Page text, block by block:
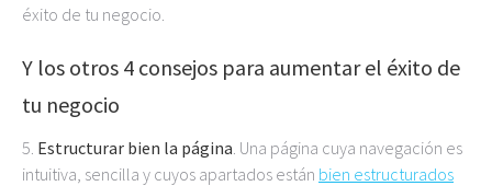
éxito de tu negocio.
Y los otros 4 consejos para aumentar el éxito de
tu negocio
5. Estructurar bien la página. Una página cuya navegación es
intuitiva, sencilla y cuyos apartados están bien estructurados